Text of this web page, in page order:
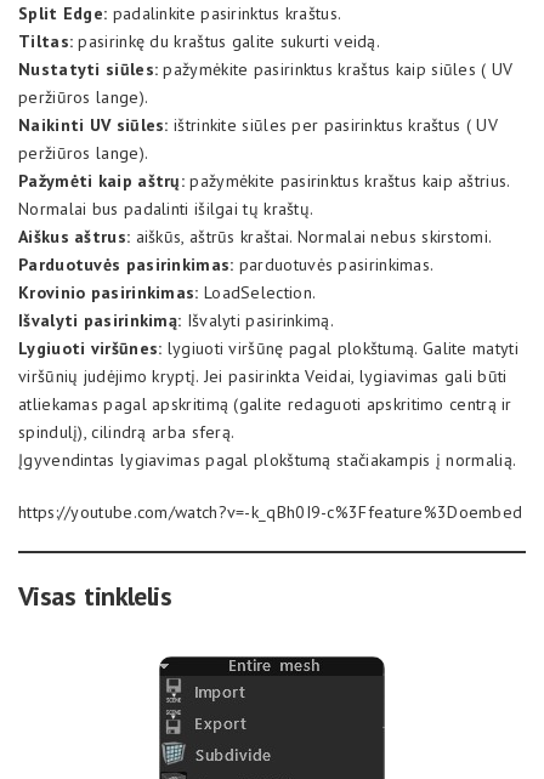
Split Edge: padalinkite pasirinktus kraštus.
Tiltas: pasirinkę du kraštus galite sukurti veidą.
Nustatyti siūles: pažymėkite pasirinktus kraštus kaip siūles ( UV
peržiūros lange).
Naikinti UV siūles: ištrinkite siūles per pasirinktus kraštus ( UV
peržiūros lange).
Pažymėti kaip aštrų: pažymėkite pasirinktus kraštus kaip aštrius.
Normalai bus padalinti išilgai tų kraštų.
Aiškus aštrus: aiškūs, aštrūs kraštai. Normalai nebus skirstomi.
Parduotuvės pasirinkimas: parduotuvės pasirinkimas.
Krovinio pasirinkimas: LoadSelection.
Išvalyti pasirinkimą: Išvalyti pasirinkimą.
Lygiuoti viršūnes: lygiuoti viršūnę pagal plokštumą. Galite matyti
viršūnių judėjimo kryptį. Jei pasirinkta Veidai, lygiavimas gali būti
atliekamas pagal apskritimą (galite redaguoti apskritimo centrą ir
spindulį), cilindrą arba sferą.
Įgyvendintas lygiavimas pagal plokštumą stačiakampis į normalią.
https://youtube.com/watch?v=-k_qBh0I9-c%3Ffeature%3Doembed
Visas tinklelis